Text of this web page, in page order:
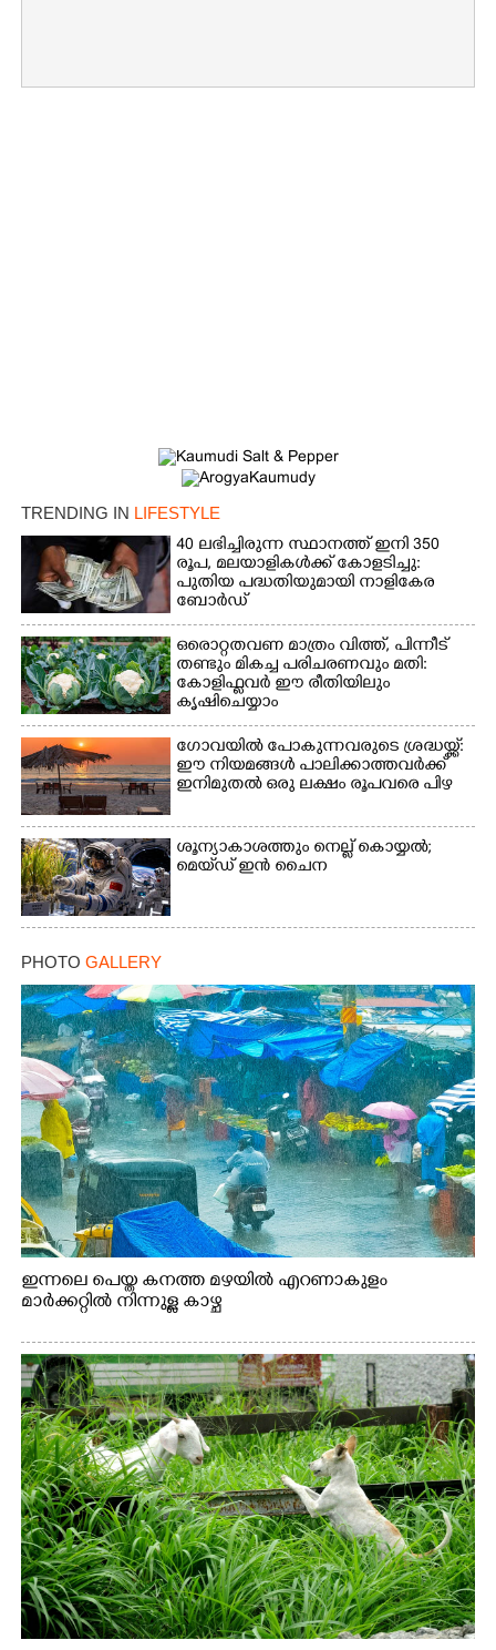
TRENDING IN LIFESTYLE
40 ലഭിച്ചിരുന്ന സ്ഥാനത്ത് ഇനി 350
രൂപ, മലയാളികൾക്ക് കോളടിച്ചു:
പുതിയ പദ്ധതിയുമായി നാളികേര
ബോർഡ്
ഒരൊറ്റതവണ മാത്രം വിത്ത്, പിന്നീട്
തണ്ടും മികച്ച പരിചരണവും മതി:
കോളിഫ്ലവർ ഈ രീതിയിലും
കൃഷിചെയ്യാം
ഗോവയിൽ പോകുന്നവരുടെ ശ്രദ്ധയ്ക്ക്:
ഈ നിയമങ്ങൾ പാലിക്കാത്തവർക്ക്
ഇനിമുതൽ ഒരു ലക്ഷം രൂപവരെ പിഴ
ശൂന്യാകാശത്തും നെല്ല് കൊയ്യൽ;
മെയ്‌ഡ് ഇൻ ചൈന
PHOTO GALLERY
ഇന്നലെ പെയ്ത കനത്ത മഴയിൽ എറണാകുളം
മാർക്കറ്റിൽ നിന്നുള്ള കാഴ്ച
Copy Link